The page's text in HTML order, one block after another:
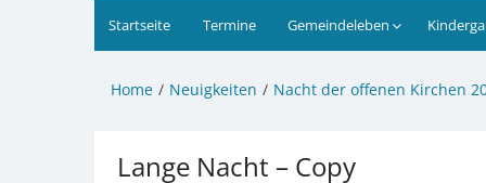
Startseite Termine Gemeindeleben
Home Neuigkeiten Nacht der offenen Kirchen
Lange Nacht – Copy